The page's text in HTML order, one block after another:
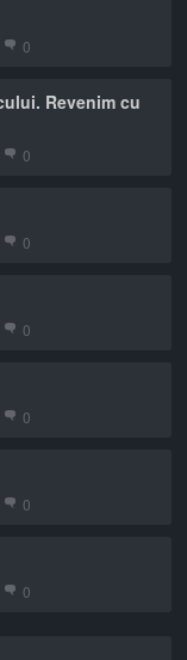
0
Revenim cu
0
0
0
0
0
0